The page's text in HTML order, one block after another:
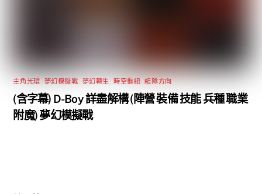
主角光環 夢幻模擬戰 夢幻轉生 時空樞紐 ,組隊方向
(含字幕) D-Boy 詳盡解構 (陣營 裝備 技能 兵種 職業
附魔) 夢幻模擬戰